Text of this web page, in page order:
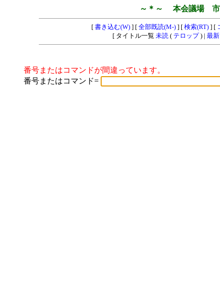
～＊～ 本会議場 市
[ 書き込む(W)] [ 全部既読(M-)] [ 検索(RT)] [
[ タイトル一覧 未読( テロップ) | 最新
番号またはコマンドが間違っています。
番号またはコマンド=